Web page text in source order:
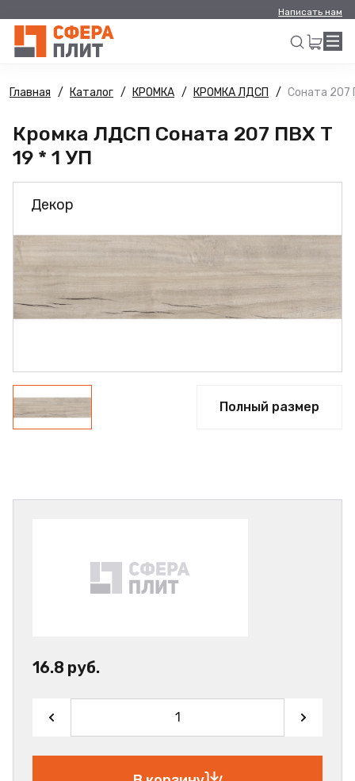
Написать нам
Искать
Главная Каталог КРОМКА КРОМКА ЛДСП Соната 207
Кромка ЛДСП Соната 207 ПВХ Т
19 * 1 УП
Декор
Полный размер
16.8 руб.